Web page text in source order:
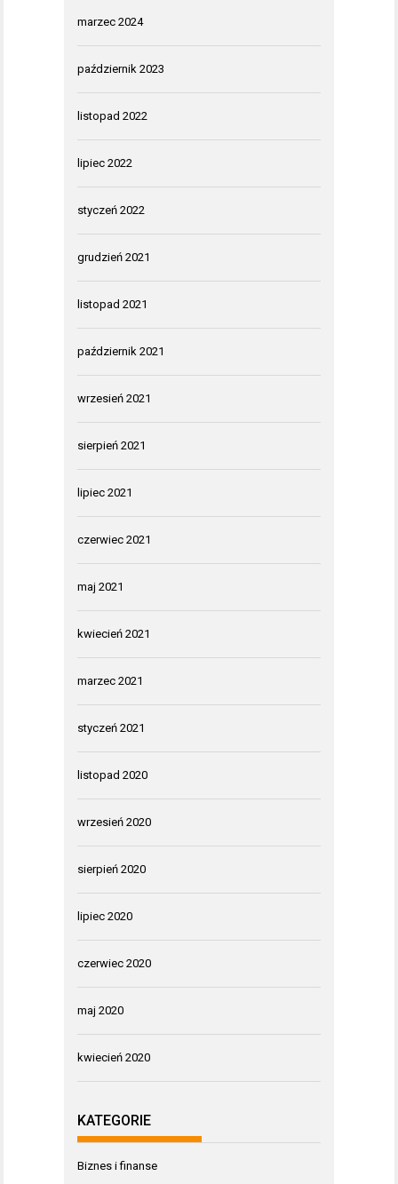
marzec 2024
październik 2023
listopad 2022
lipiec 2022
styczeń 2022
grudzień 2021
listopad 2021
październik 2021
wrzesień 2021
sierpień 2021
lipiec 2021
czerwiec 2021
maj 2021
kwiecień 2021
marzec 2021
styczeń 2021
listopad 2020
wrzesień 2020
sierpień 2020
lipiec 2020
czerwiec 2020
maj 2020
kwiecień 2020
KATEGORIE
Biznes i finanse